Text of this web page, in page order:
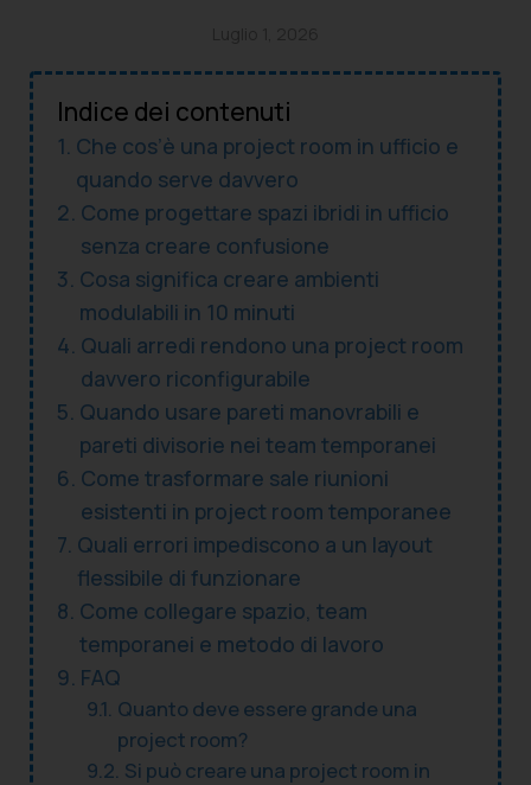
Indice dei contenuti
Che cos’è una project room in ufficio e
quando serve davvero
Come progettare spazi ibridi in ufficio
senza creare confusione
Cosa significa creare ambienti
modulabili in 10 minuti
Quali arredi rendono una project room
davvero riconfigurabile
Quando usare pareti manovrabili e
pareti divisorie nei team temporanei
Come trasformare sale riunioni
esistenti in project room temporanee
Quali errori impediscono a un layout
flessibile di funzionare
Come collegare spazio, team
temporanei e metodo di lavoro
FAQ
Quanto deve essere grande una
project room?
Si può creare una project room in